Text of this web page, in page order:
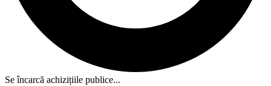
Se încarcă achizițiile publice...